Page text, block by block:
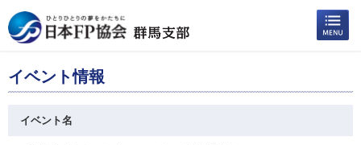
イベント情報
イベント名